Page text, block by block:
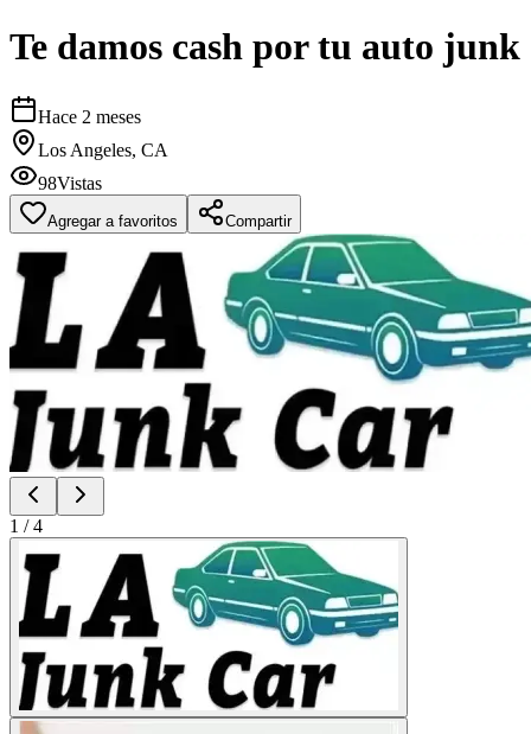
Te damos cash por tu auto junk
Hace 2 meses
Los Angeles, CA
98Vistas
Agregar a favoritos Compartir
1 /4